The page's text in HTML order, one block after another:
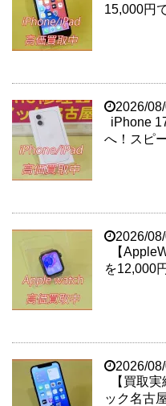
15,000円
2026/
iPhone
へ！スピ
2026/
【
を12,000
2026/
【買取
ック名古